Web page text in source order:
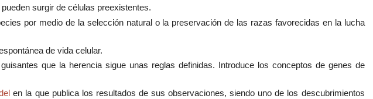
surgir de células preexistentes.
por medio de la selección natural o la preservación de las razas favorecidas en la lucha
de vida celular.
que la herencia sigue unas reglas definidas. Introduce los conceptos de genes de
en la que publica los resultados de sus observaciones, siendo uno de los descubrimientos